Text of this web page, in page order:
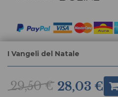
I Vangeli del Natale
29,50 € 28,03 €